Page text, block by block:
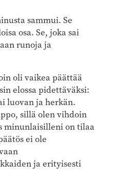
sammui. Se
osa. Se, joka sai
runoja ja
oli vaikea päättää
elossa pidettäväksi:
luovan ja herkän.
sillä olen vihdoin
minunlaisilleni on tilaa
ei ole
ja erityisesti